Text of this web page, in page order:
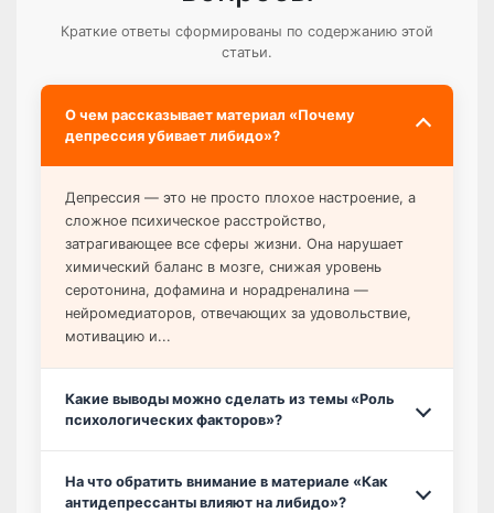
Краткие ответы сформированы по содержанию этой
статьи.
О чем рассказывает материал «Почему
депрессия убивает либидо»?
Депрессия — это не просто плохое настроение, а
сложное психическое расстройство,
затрагивающее все сферы жизни. Она нарушает
химический баланс в мозге, снижая уровень
серотонина, дофамина и норадреналина —
нейромедиаторов, отвечающих за удовольствие,
мотивацию и...
Какие выводы можно сделать из темы «Роль
психологических факторов»?
На что обратить внимание в материале «Как
антидепрессанты влияют на либидо»?